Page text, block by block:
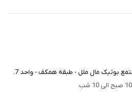
بوتیک مال ملل - طبقه همکف - واحد 7.